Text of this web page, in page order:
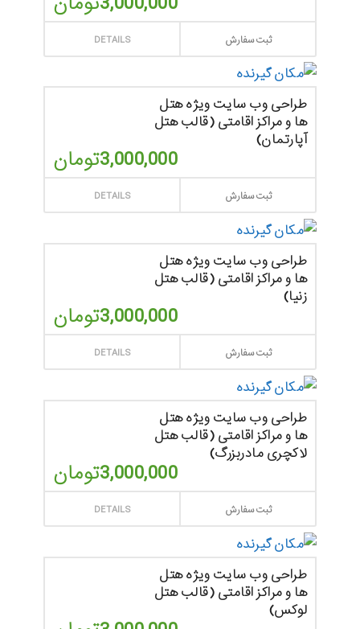
DETAILS ثبت سفارش
طراحی وب سایت ویژه هتل
ها و مراکز اقامتی (قالب هتل
آپارتمان)
3,000,000تومان
DETAILS ثبت سفارش
طراحی وب سایت ویژه هتل
ها و مراکز اقامتی (قالب هتل
زنیا)
3,000,000تومان
DETAILS ثبت سفارش
طراحی وب سایت ویژه هتل
ها و مراکز اقامتی (قالب هتل
لاکچری مادربزرگ)
3,000,000تومان
DETAILS ثبت سفارش
طراحی وب سایت ویژه هتل
ها و مراکز اقامتی (قالب هتل
لوکس)